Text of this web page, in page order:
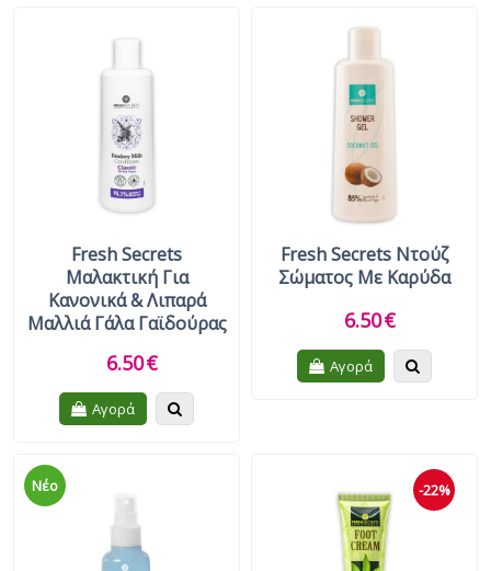
Fresh Secrets
Μαλακτική Για
Κανονικά & Λιπαρά
Μαλλιά Γάλα Γαϊδούρας
6.50€
Αγορά
Fresh Secrets Ντούζ
Σώματος Με Καρύδα
6.50€
Αγορά
Νέο -22%